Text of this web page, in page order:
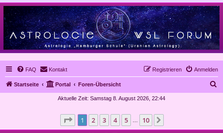
FAQ Kontakt Anmelden
Registrieren
Startseite Portal Foren-Übersicht
e
Aktuelle Zeit: Samstag 8. August 2026, 22:44
Seite 1von 10
1 2 3 4 5 10